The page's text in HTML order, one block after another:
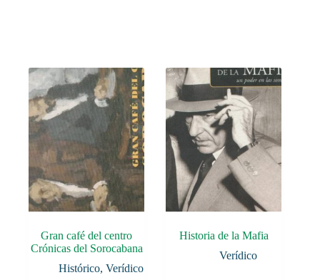
Gran café del centro
Crónicas del Sorocabana
Histórico, Verídico
Historia de la Mafia
Verídico